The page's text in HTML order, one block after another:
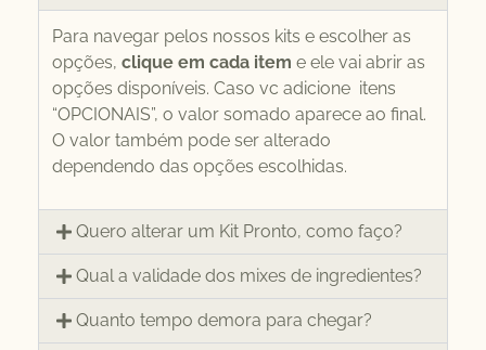
Para navegar pelos nossos kits e escolher as
opções, clique em cada item e ele vai abrir as
opções disponíveis. Caso vc adicione itens
“OPCIONAIS”, o valor somado aparece ao final.
O valor também pode ser alterado
dependendo das opções escolhidas.
Quero alterar um Kit Pronto, como faço?
Qual a validade dos mixes de ingredientes?
Quanto tempo demora para chegar?